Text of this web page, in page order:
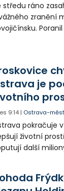
středu ráno
zranění
je
9:14 | Ostrava-
pokračuje
životní
další